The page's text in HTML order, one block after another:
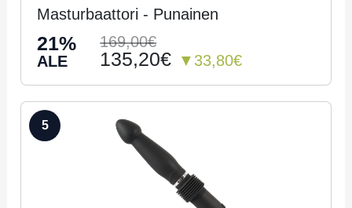
Masturbaattori - Pu­nai­nen
21%
ALE
169,00€
135,20€ ▼33,80€
5